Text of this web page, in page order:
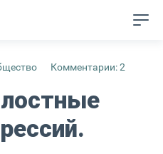
Комментарии: 2